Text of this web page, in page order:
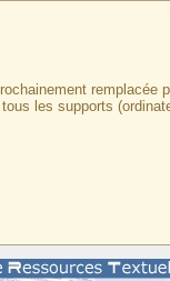
remplacée
les supports